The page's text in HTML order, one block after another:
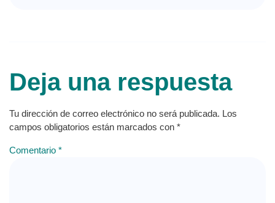
Deja una respuesta
Tu dirección de correo electrónico no será publicada. Los
campos obligatorios están marcados con *
Comentario *